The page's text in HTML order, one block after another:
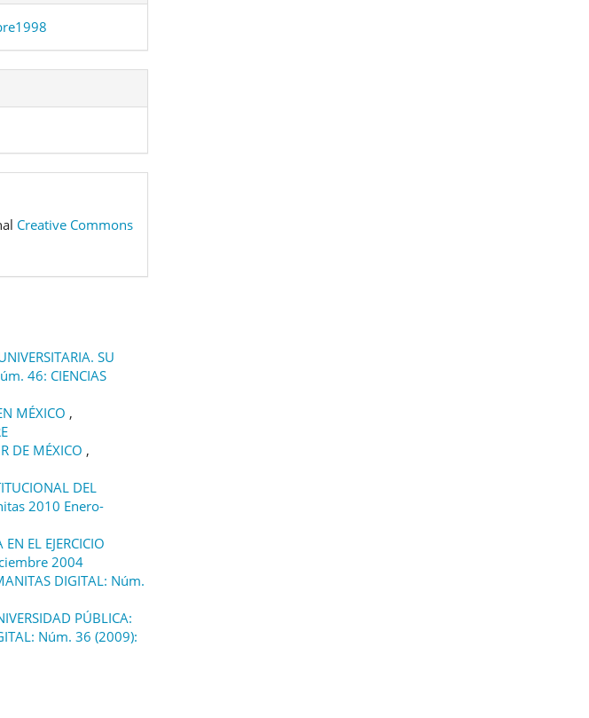
Creative Commons
SU
46: CIENCIAS
MÉXICO ,
DE MÉXICO ,
DEL
2010 Enero-
EL EJERCICIO
2004
DIGITAL: Núm.
PÚBLICA:
Núm. 36 (2009):